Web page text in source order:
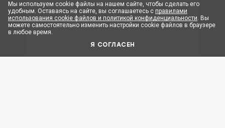
Мы используем cookie файлы на нашем сайте, чтобы сделать его
удобным. Оставаясь на сайте, вы соглашаетесь с правилами
использования cookie файлов и политикой конфиденциальности. Вы
можете самостоятельно изменить настройки cookie файлов в браузере
в любое время.
Я СОГЛАСЕН